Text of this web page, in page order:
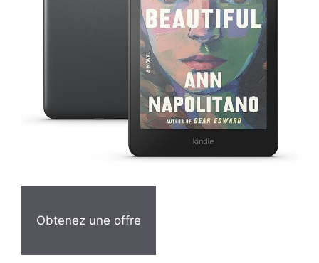
Obtenez une offre